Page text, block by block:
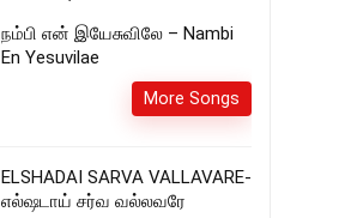
நம்பி என் இயேசுவிலே – Nambi
En Yesuvilae
More Songs
ELSHADAI SARVA VALLAVARE-
எல்ஷடாய் சர்வ வல்லவரே